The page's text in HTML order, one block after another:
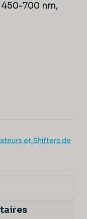
450-700 nm,
et Shifters de